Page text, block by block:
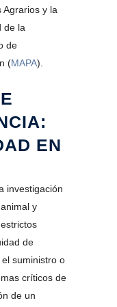
y la
de la
de
(MAPA).
EN
investigación
y
de
suministro o
críticos de
de un